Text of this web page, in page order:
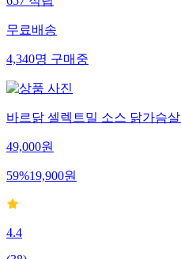
657적립
무료배송
4,340명구매중
바르닭 셀렉트밀 소스 닭가슴살
49,000원
59%19,900원
4.4